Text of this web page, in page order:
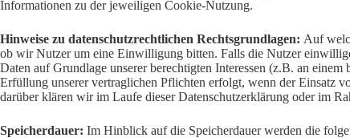
Informationen zu der jeweiligen Cookie-Nutzung.
Hinweise zu datenschutzrechtlichen Rechtsgrundlagen: Auf
ob wir Nutzer um eine Einwilligung bitten. Falls die Nutzer
Daten auf Grundlage unserer berechtigten Interessen (z.B. an
Erfüllung unserer vertraglichen Pflichten erfolgt, wenn der Einsatz
darüber klären wir im Laufe dieser Datenschutzerklärung oder im
Speicherdauer: Im Hinblick auf die Speicherdauer werden die